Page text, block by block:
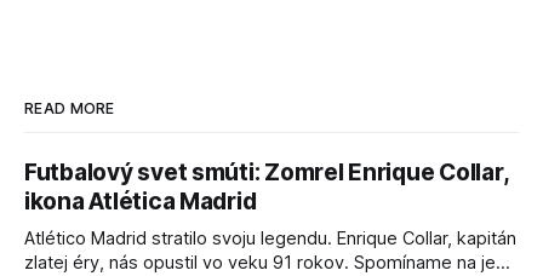
READ MORE
Futbalový svet smúti: Zomrel Enrique Collar,
ikona Atlética Madrid
Atlético Madrid stratilo svoju legendu. Enrique Collar, kapitán
zlatej éry, nás opustil vo veku 91 rokov. Spomíname na jeho